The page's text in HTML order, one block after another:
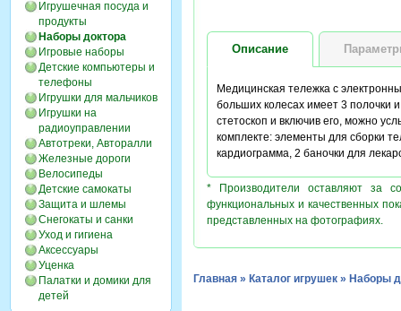
Игрушечная посуда и
продукты
Наборы доктора
Игровые наборы
Детские компьютеры и
телефоны
Игрушки для мальчиков
Игрушки на
радиоуправлении
Автотреки, Авторалли
Железные дороги
Велосипеды
Детские самокаты
Защита и шлемы
Снегокаты и санки
Уход и гигиена
Аксессуары
Уценка
Палатки и домики для
детей
Описание
Медицинская тележка с
больших колесах имеет 3 полочки
стетоскоп и включив его, можно
комплекте: элементы для сборки
кардиограмма, 2 баночки для
* Производители оставляют за
функциональных и качественных
представленных на фотографиях.
Главная » Каталог игрушек » Наборы